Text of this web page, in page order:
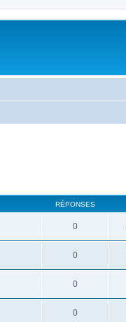
RÉPONSES
0
0
0
0